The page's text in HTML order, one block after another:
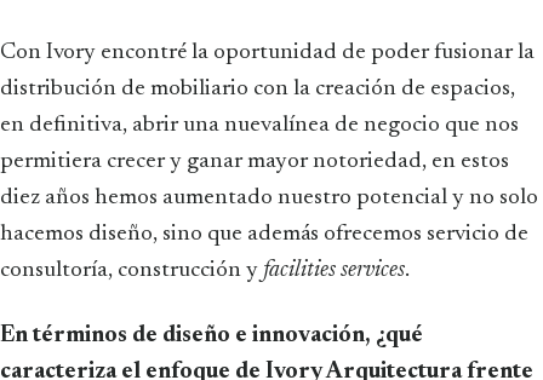
Con Ivory encontré la oportunidad de poder fusionar la
distribución de mobiliario con la creación de espacios,
en definitiva, abrir una nuevalínea de negocio que nos
permitiera crecer y ganar mayor notoriedad, en estos
diez años hemos aumentado nuestro potencial y no solo
hacemos diseño, sino que además ofrecemos servicio de
consultoría, construcción y facilities services.
En términos de diseño e innovación, ¿qué
caracteriza el enfoque de Ivory Arquitectura frente